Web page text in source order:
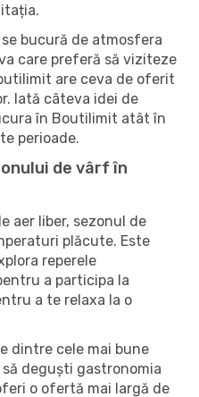
bucură de atmosfera
care preferă să viziteze
are ceva de oferit
Iată câteva idei de
în Boutilimit atât în
perioade.
de vârf în
aer liber, sezonul de
plăcute. Este
reperele
a participa la
a te relaxa la o
dintre cele mai bune
deguști gastronomia
o ofertă mai largă de